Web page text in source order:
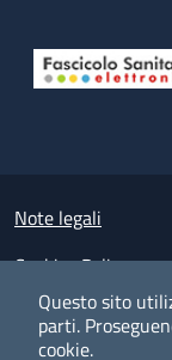
Questo sito
parti.
cookie.
Small
Note legali
Cookies Policy
Policy privacy e